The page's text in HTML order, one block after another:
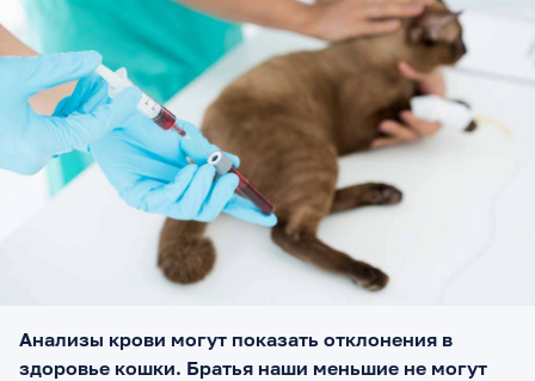
Анализы крови могут показать отклонения в
здоровье кошки. Братья наши меньшие не могут